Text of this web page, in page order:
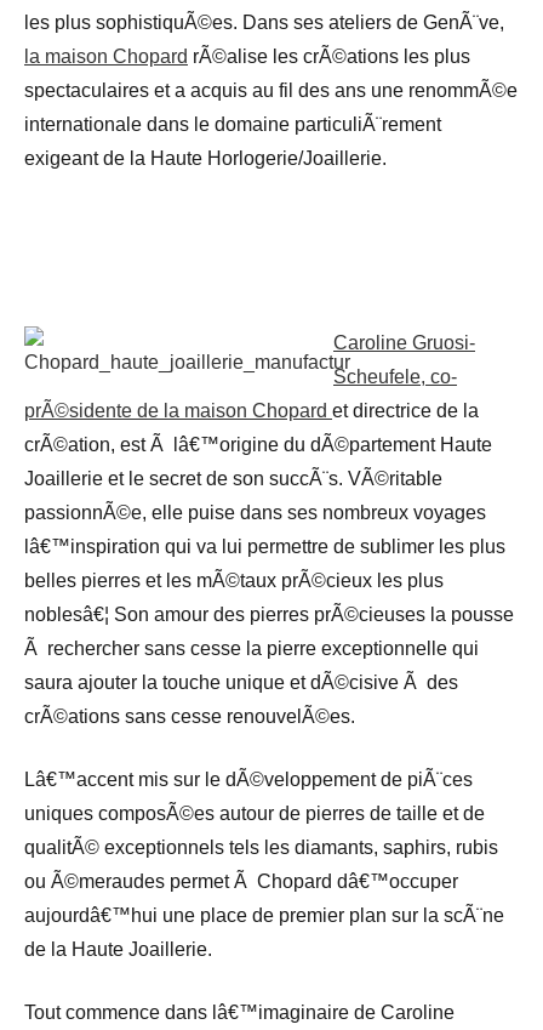
les plus sophistiquÃ©es. Dans ses ateliers de GenÃ¨ve,
la maison Chopard rÃ©alise les crÃ©ations les plus
spectaculaires et a acquis au fil des ans une renommÃ©e
internationale dans le domaine particuliÃ¨rement
exigeant de la Haute Horlogerie/Joaillerie.
Caroline Gruosi-
Scheufele, co-
prÃ©sidente de la maison Chopard et directrice de la
crÃ©ation, est Ã lâ€™origine du dÃ©partement Haute
Joaillerie et le secret de son succÃ¨s. VÃ©ritable
passionnÃ©e, elle puise dans ses nombreux voyages
lâ€™inspiration qui va lui permettre de sublimer les plus
belles pierres et les mÃ©taux prÃ©cieux les plus
noblesâ€¦ Son amour des pierres prÃ©cieuses la pousse
Ã rechercher sans cesse la pierre exceptionnelle qui
saura ajouter la touche unique et dÃ©cisive Ã des
crÃ©ations sans cesse renouvelÃ©es.
Lâ€™accent mis sur le dÃ©veloppement de piÃ¨ces
uniques composÃ©es autour de pierres de taille et de
qualitÃ© exceptionnels tels les diamants, saphirs, rubis
ou Ã©meraudes permet Ã Chopard dâ€™occuper
aujourdâ€™hui une place de premier plan sur la scÃ¨ne
de la Haute Joaillerie.
Tout commence dans lâ€™imaginaire de Caroline